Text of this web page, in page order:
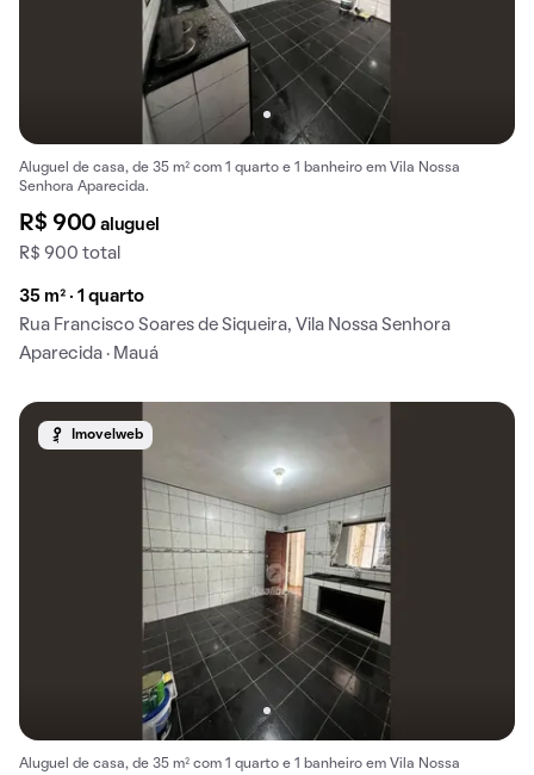
Aluguel de casa, de 35 m² com 1 quarto e 1 banheiro em Vila Nossa
Senhora Aparecida.
R$ 900aluguel
R$ 900 total
35 m² · 1 quarto
Rua Francisco Soares de Siqueira, Vila Nossa Senhora
Aparecida · Mauá
Imovelweb
Aluguel de casa, de 35 m² com 1 quarto e 1 banheiro em Vila Nossa